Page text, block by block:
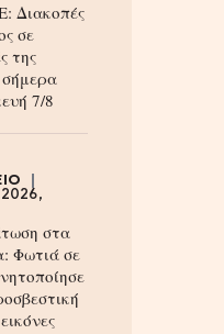
Διακοπές
σε
της
7/8
στα
Φωτιά σε